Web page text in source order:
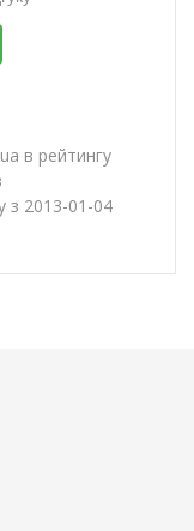
в рейтингу
з 2013-01-04